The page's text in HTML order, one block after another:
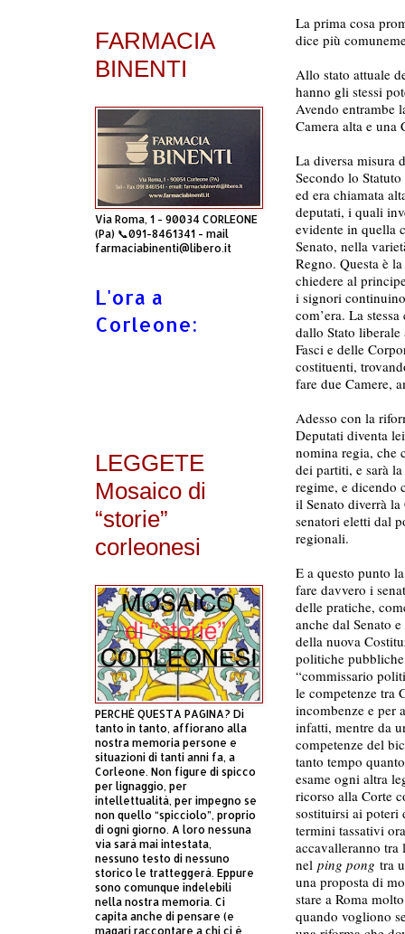
La prima cosa
dice più
Allo stato attuale
hanno gli stessi
Avendo entrambe
Camera alta e una
La diversa misura
Secondo lo
ed era chiamata
deputati, i quali
evidente in quella
Senato, nella
Regno. Questa è
chiedere al
i signori
com’era. La
dallo Stato
Fasci e delle
costituenti,
fare due Camere,
Adesso con la
Deputati diventa
nomina regia, che
dei partiti, e sarà
regime, e dicendo
il Senato diverrà la
senatori eletti dal
regionali.
E a questo punto
fare davvero i
delle pratiche,
anche dal Senato
della nuova
politiche
“commissario
le competenze tra
incombenze e per
infatti, mentre da
competenze del
tanto tempo
esame ogni altra
ricorso alla Corte
sostituirsi ai poteri
termini tassativi
accavalleranno tra
nel ping pong tra
una proposta di
stare a Roma
quando vogliono
FARMACIA
BINENTI
Via Roma, 1 - 90034 CORLEONE
(Pa) 📞091-8461341 - mail
farmaciabinenti@libero.it
L'ora a
Corleone:
LEGGETE
Mosaico di
“storie”
corleonesi
PERCHÈ QUESTA PAGINA? Di
tanto in tanto, affiorano alla
nostra memoria persone e
situazioni di tanti anni fa, a
Corleone. Non figure di spicco
per lignaggio, per
intellettualità, per impegno se
non quello “spicciolo”, proprio
di ogni giorno. A loro nessuna
via sarà mai intestata,
nessuno testo di nessuno
storico le tratteggerà. Eppure
sono comunque indelebili
nella nostra memoria. Ci
capita anche di pensare (e
magari raccontare a chi ci è